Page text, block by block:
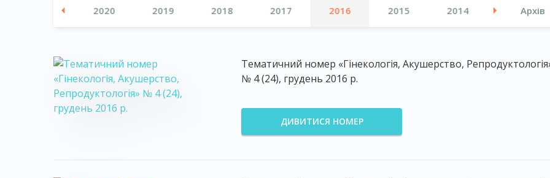
2020 2019 2018 2017 2016 2015 2014 Архів
Тематичний номер «Гінекологія, Акушерство,
№ 4 (24), грудень 2016 р.
ДИВИТИСЯ НОМЕР